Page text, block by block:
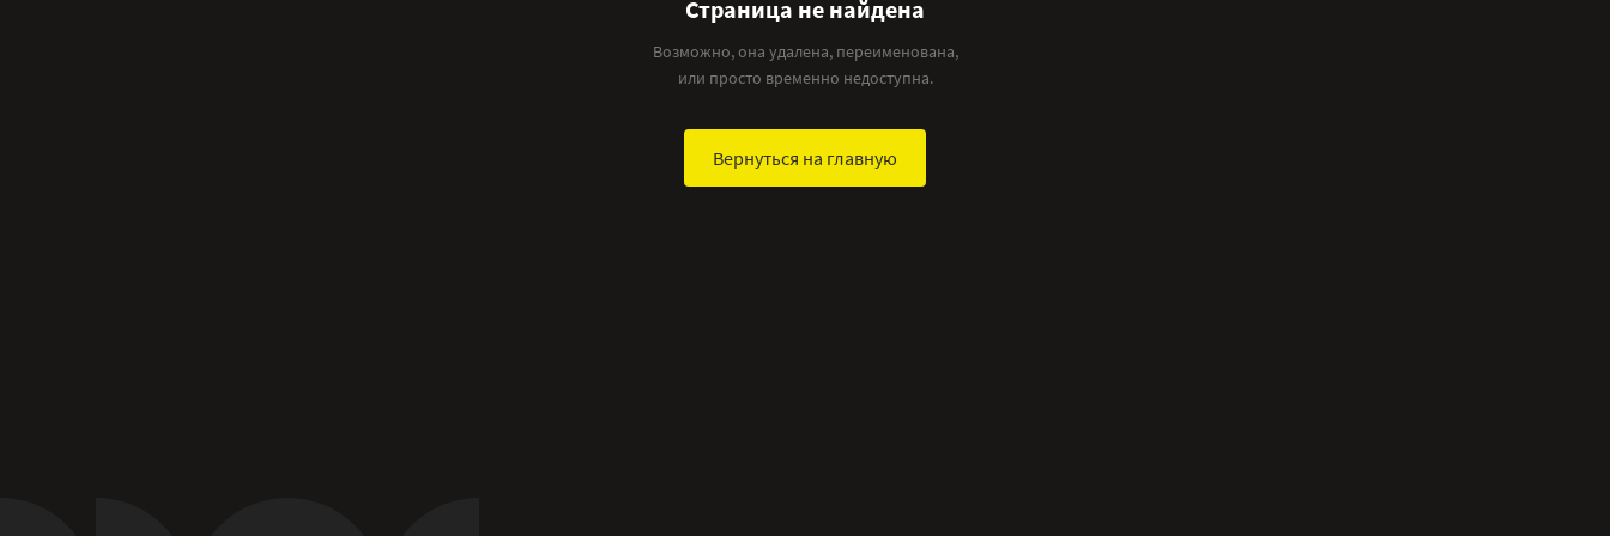
Страница не найдена
Возможно, она удалена, переименована,
или просто временно недоступна.
Вернуться на главную